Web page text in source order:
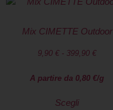
Mix CIMETTE Outdoor
9,90 € - 399,90 €
A partire da 0,80 €/g
Scegli